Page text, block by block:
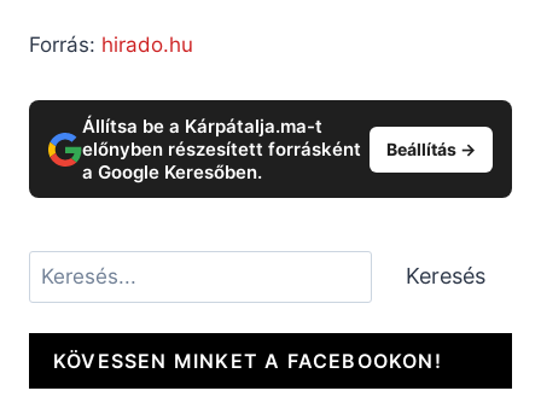
Forrás: hirado.hu
Állítsa be a Kárpátalja.ma-t
előnyben részesített forrásként
a Google Keresőben.
Beállítás →
Keresés Keresés
KÖVESSEN MINKET A FACEBOOKON!